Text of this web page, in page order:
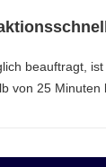
beauftragt,
von 25 Minuten